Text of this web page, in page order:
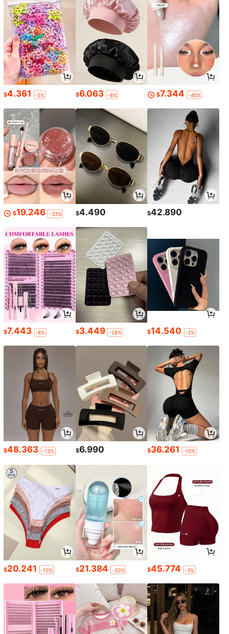
$4.361 -5% $6.063 -8% $7.344 -40%
$19.246 -33% $4.490 $42.890
$7.443 -8% $3.449 -28% $14.540 -3%
$48.363 -13% $6.990 $36.261 -10%
$20.241 -10% $21.384 -20% $45.774 -3%